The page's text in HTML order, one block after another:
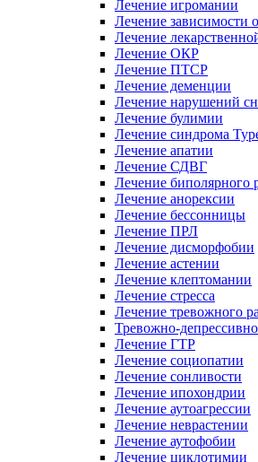
Лечение игромании
Лечение зависимости
Лечение
Лечение ОКР
Лечение ПТСР
Лечение деменции
Лечение нарушений
Лечение булимии
Лечение синдрома
Лечение апатии
Лечение СДВГ
Лечение биполярного
Лечение анорексии
Лечение бессонницы
Лечение ПРЛ
Лечение дисморфобии
Лечение астении
Лечение клептомании
Лечение стресса
Лечение тревожного
Тревожно-
Лечение ГТР
Лечение социопатии
Лечение сонливости
Лечение ипохондрии
Лечение аутоагрессии
Лечение неврастении
Лечение аутофобии
Лечение циклотимии